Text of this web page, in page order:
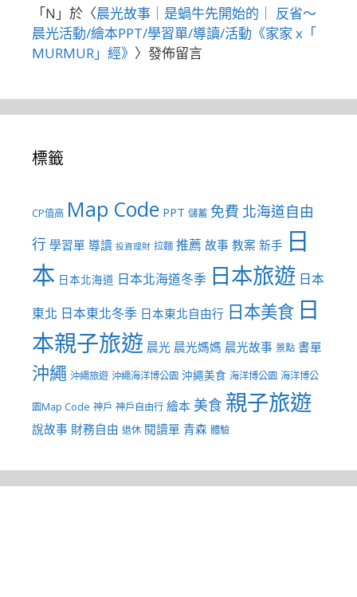
「N 」於〈晨光故事｜是蝸牛先開始的｜ 反省～
晨光活動/繪本PPT/學習單/導讀/活動《家家 x「
MURMUR」經》 〉發佈留言
標籤
CP值高 Map Code PPT 儲蓄 免費 北海道自由
行 學習單 導讀 投資理財 拉麵 推薦 故事 教案 新手 日
本 日本北海道 日本北海道冬季 日本旅遊 日本
東北 日本東北冬季 日本東北自由行 日本美食 日
本親子旅遊 晨光 晨光媽媽 晨光故事 景點 書單
沖繩 沖繩旅遊 沖繩海洋博公園 沖繩美食 海洋博公園 海洋博公
園Map Code 神戶 神戶自由行 繪本 美食 親子旅遊
說故事 財務自由 退休 閱讀單 青森 體驗